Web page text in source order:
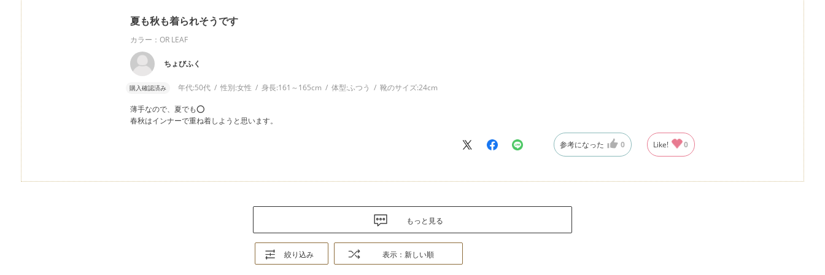
夏も秋も着られそうです
カラー：OR LEAF
ちょびふく
購入確認済み 年代:50代 性別:女性 身長:161～165cm 体型:ふつう 靴のサイズ:24cm
薄手なので、夏でも⭕️
春秋はインナーで重ね着しようと思います。
参考になった 0 Like! 0
もっと見る
絞り込み 表示：新しい順